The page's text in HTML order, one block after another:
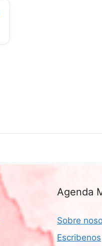
Agenda
Sobre
Escribenos